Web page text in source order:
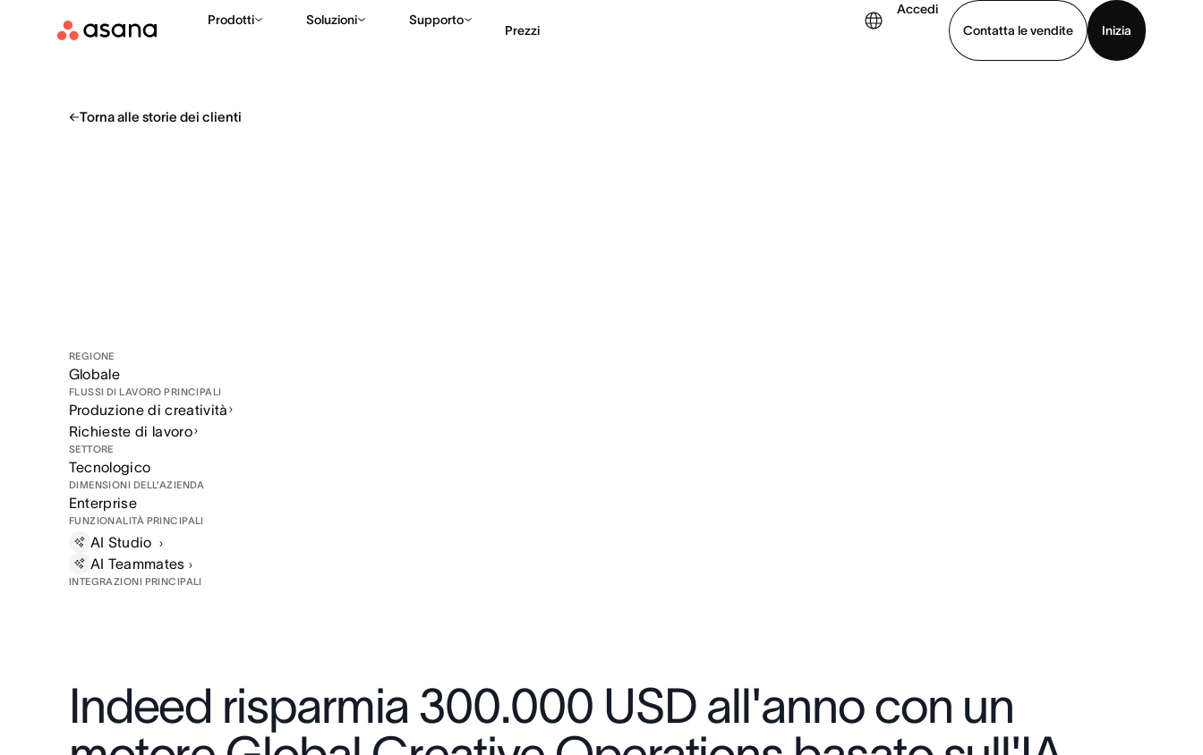
Prodotti Soluzioni Supporto
Prezzi
Accedi
Contatta le vendite
Inizia
Torna alle storie dei clienti
REGIONE
Globale
FLUSSI DI LAVORO PRINCIPALI
Produzione di creatività
Richieste di lavoro
SETTORE
Tecnologico
DIMENSIONI DELL’AZIENDA
Enterprise
FUNZIONALITÀ PRINCIPALI
AI Studio
AI Teammates
INTEGRAZIONI PRINCIPALI
Indeed risparmia 300.000 USD all'anno con un